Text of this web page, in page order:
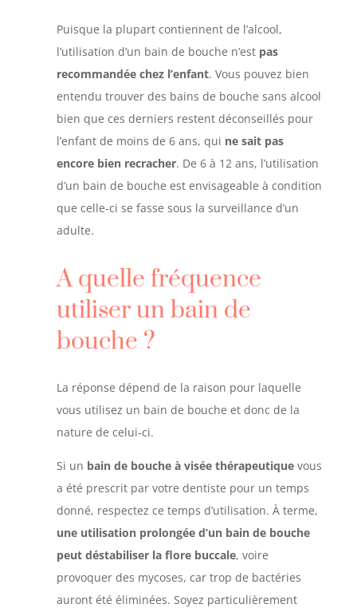
Puisque la plupart contiennent de l’alcool,
l’utilisation d’un bain de bouche n’est pas
recommandée chez l’enfant. Vous pouvez bien
entendu trouver des bains de bouche sans alcool
bien que ces derniers restent déconseillés pour
l’enfant de moins de 6 ans, qui ne sait pas
encore bien recracher. De 6 à 12 ans, l’utilisation
d’un bain de bouche est envisageable à condition
que celle-ci se fasse sous la surveillance d’un
adulte.
A quelle fréquence
utiliser un bain de
bouche ?
La réponse dépend de la raison pour laquelle
vous utilisez un bain de bouche et donc de la
nature de celui-ci.
Si un bain de bouche à visée thérapeutiquevous
a été prescrit par votre dentiste pour un temps
donné, respectez ce temps d’utilisation. À terme,
une utilisation prolongée d’un bain de bouche
peut déstabiliser la flore buccale, voire
provoquer des mycoses, car trop de bactéries
auront été éliminées. Soyez particulièrement